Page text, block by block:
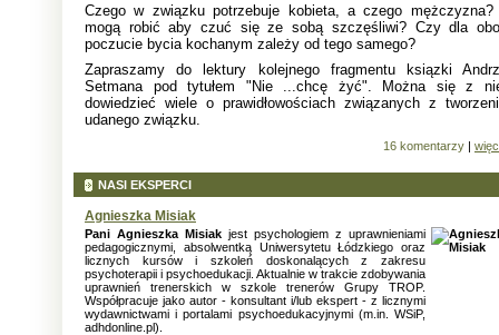
Czego w związku potrzebuje kobieta, a czego mężczyzna?
mogą robić aby czuć się ze sobą szczęśliwi? Czy dla
poczucie bycia kochanym zależy od tego samego?
Zapraszamy do lektury kolejnego fragmentu ksiązki
Setmana pod tytułem "Nie ...chcę żyć". Można się z
dowiedzieć wiele o prawidłowościach związanych z
udanego związku.
16 komentarzy |
NASI EKSPERCI
Agnieszka Misiak
Pani Agnieszka Misiak jest psychologiem z uprawnieniami
pedagogicznymi, absolwentką Uniwersytetu Łódzkiego oraz
licznych kursów i szkoleń doskonalących z zakresu
psychoterapii i psychoedukacji. Aktualnie w trakcie zdobywania
uprawnień trenerskich w szkole trenerów Grupy TROP.
Współpracuje jako autor - konsultant i/lub ekspert - z licznymi
wydawnictwami i portalami psychoedukacyjnymi (m.in. WSiP,
adhdonline.pl).